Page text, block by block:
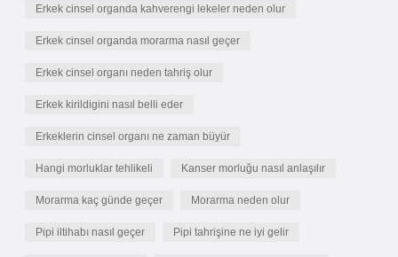
Erkek cinsel organda kahverengi lekeler neden olur
Erkek cinsel organda morarma nasıl geçer
Erkek cinsel organı neden tahriş olur
Erkek kirildigini nasıl belli eder
Erkeklerin cinsel organı ne zaman büyür
Hangi morluklar tehlikeli Kanser morluğu nasıl anlaşılır
Morarma kaç günde geçer Morarma neden olur
Pipi iltihabı nasıl geçer Pipi tahrişine ne iyi gelir